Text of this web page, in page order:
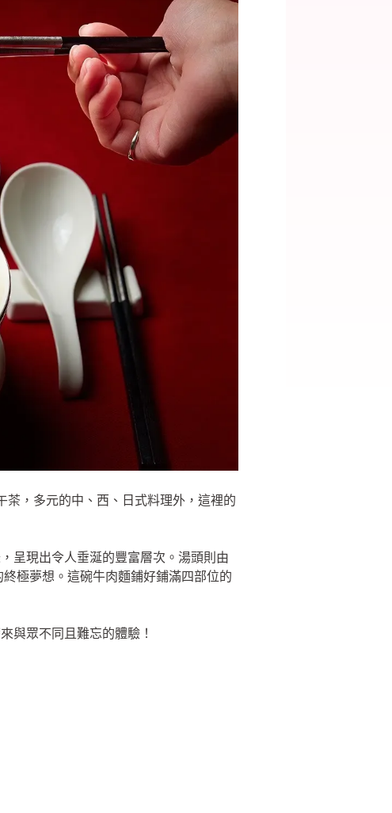
茶，多元的中、西、日式料理外，這裡的
呈現出令人垂涎的豐富層次。湯頭則由
極夢想。這碗牛肉麵鋪好鋪滿四部位的
與眾不同且難忘的體驗！